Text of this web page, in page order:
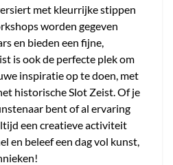
met kleurrijke stippen
worden gegeven
en bieden een fijne,
is ook de perfecte plek om
inspiratie op te doen, met
historische Slot Zeist. Of je
bent of al ervaring
een creatieve activiteit
en beleef een dag vol kunst,